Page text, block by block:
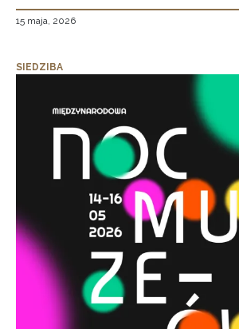
15 maja, 2026
SIEDZIBA